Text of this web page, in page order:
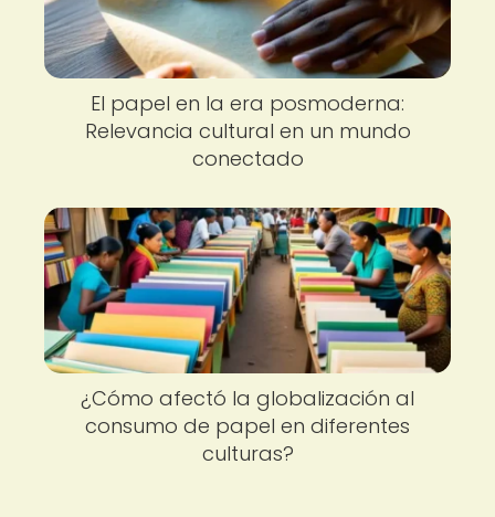
El papel en la era posmoderna:
Relevancia cultural en un mundo
conectado
¿Cómo afectó la globalización al
consumo de papel en diferentes
culturas?